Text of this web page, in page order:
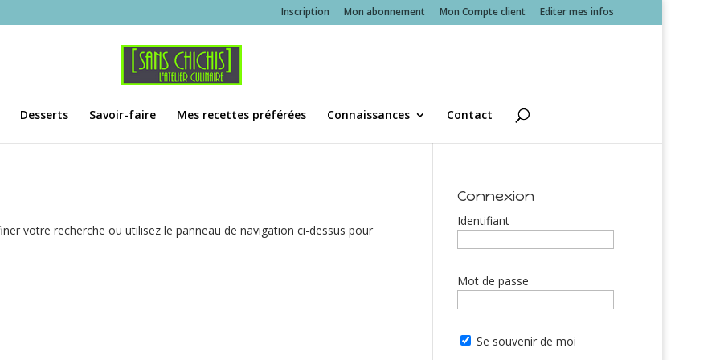
Inscription Mon abonnement Mon Compte client Editer mes infos
Desserts Savoir-faire Mes recettes préférées Connaissances Contact
votre recherche ou utilisez le panneau de navigation ci-dessus pour
Connexion
Identifiant
Mot de passe
Se souvenir de moi